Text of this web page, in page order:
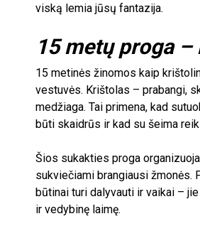
viską lemia jūsų fantazija.
15metų proga
15 metinės žinomos kaip
vestuvės. Krištolas – prabangi,
medžiaga. Tai primena, kad
būti skaidrūs ir kad su šeima
Šios sukakties proga
sukviečiami brangiausi žmonės.
būtinai turi dalyvauti ir vaikai –
ir vedybinę laimę.